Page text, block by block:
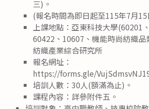
三)。
(報名時間為即日起至115年7月15
上課地點：亞東科技大學(60201
60422、10607、機能時尚紡織品
紡織產業綜合研究所
報名網址：
https://forms.gle/
培訓人數：30人(額滿為止)。
課程內容：詳參附件五。